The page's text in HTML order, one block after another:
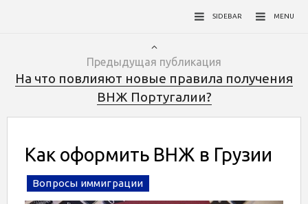
MENU
SIDEBAR
Предыдущая публикация
На что повлияют новые правила получения
ВНЖ Португалии?
Как оформить ВНЖ в Грузии
Вопросы иммиграции